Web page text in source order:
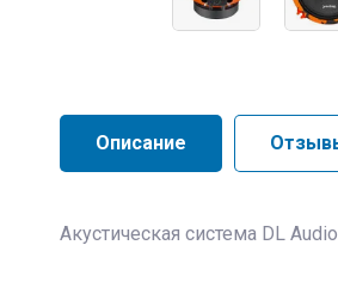
Описание
Акустическая система DL